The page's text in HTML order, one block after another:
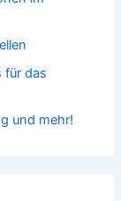
für das
und mehr!